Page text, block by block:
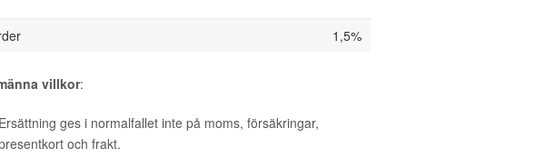
1,5%
villkor:
Ersättning ges i normalfallet inte på moms, försäkringar,
och frakt.